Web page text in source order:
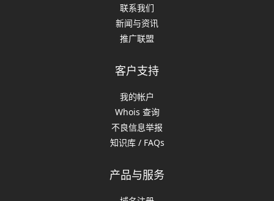
联系我们
新闻与资讯
推广联盟
客户支持
我的帐户
Whois 查询
不良信息举报
知识库 / FAQs
产品与服务